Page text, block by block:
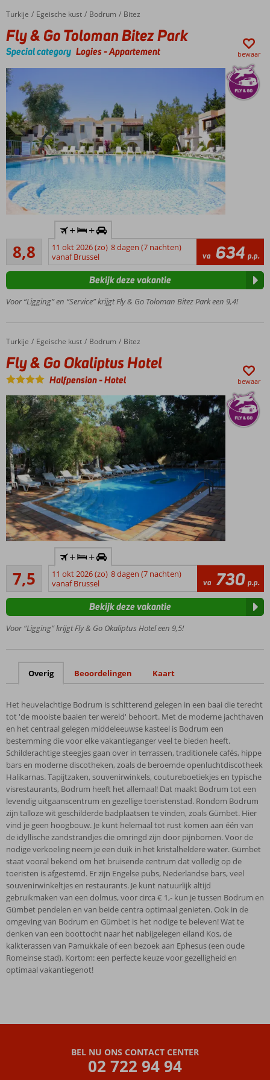
complex
Wordt
gerund
door
een
gastvrije
familie
Home
Turkije Egeische kust Bodrum Bitez
Fly & Go Toloman Bitez Park
Fly & Go Toloman Bitez Park
Special category Logies-Appartement bewaar
Ideaal
appartementencomplex
voor gezinnen
Ruime
appartementen
loopafstand
van het
het
centrum
8,8Aanrader
17
beoordelingen
+ +
11 okt 2026 (zo) 8 dagen (7 nachten)
vanaf Brussel
va 634 p.p.
Voor “Ligging” en “Service” krijgt Fly & Go Toloman Bitez Park een 9,4!
Bekijk deze vakantie
Home
Turkije Egeische kust Bodrum Bitez
Fly & Go Okaliptus Hotel
Fly & Go Okaliptus Hotel
Halfpension-Hotel bewaar
Gelegen
in Bitez,
direct aan
boulevard
én het
strand
Kleinschalig
en gezellig
sfeer
Een à-la-
carterestaurant
7,5
Goed
43
beoordelingen
+ +
11 okt 2026 (zo) 8 dagen (7 nachten)
vanaf Brussel
va 730 p.p.
Voor “Ligging” krijgt Fly & Go Okaliptus Hotel een 9,5!
Bekijk deze vakantie
Overig Beoordelingen Kaart
Het heuvelachtige Bodrum is schitterend gelegen in een baai die terecht
tot 'de mooiste baaien ter wereld' behoort. Met de moderne jachthaven
en het centraal gelegen middeleeuwse kasteel is Bodrum een
bestemming die voor elke vakantieganger veel te bieden heeft.
Schilderachtige steegjes gaan over in terrassen, traditionele cafés, hippe
bars en moderne discotheken, zoals de beroemde openluchtdiscotheek
Halikarnas. Tapijtzaken, souvenirwinkels, coutureboetiekjes en typische
visrestaurants, Bodrum heeft het allemaal! Dat maakt Bodrum tot een
levendig uitgaanscentrum en gezellige toeristenstad. Rondom Bodrum
zijn talloze wit geschilderde badplaatsen te vinden, zoals Gümbet. Hier
vind je geen hoogbouw. Je kunt helemaal tot rust komen aan één van
de idyllische zandstrandjes die omringd zijn door pijnbomen. Voor de
nodige verkoeling neem je een duik in het kristalheldere water. Gümbet
staat vooral bekend om het bruisende centrum dat volledig op de
toeristen is afgestemd. Er zijn Engelse pubs, Nederlandse bars, veel
souvenirwinkeltjes en restaurants. Je kunt natuurlijk altijd
gebruikmaken van een dolmus, voor circa € 1,- kun je tussen Bodrum en
Gümbet pendelen en van beide centra optimaal genieten. Ook in de
omgeving van Bodrum en Gümbet is het nodige te beleven! Wat te
denken van een boottocht naar het nabijgelegen eiland Kos, de
kalkterassen van Pamukkale of een bezoek aan Ephesus (een oude
Romeinse stad). Kortom: een perfecte keuze voor gezelligheid en
optimaal vakantiegenot!
BEL NU ONS CONTACT CENTER
02 722 94 94